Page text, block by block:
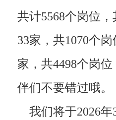
共计5568个岗位
33家，共1070个岗
家，共4498个岗
伴们不要错过哦。
我们将于2026年